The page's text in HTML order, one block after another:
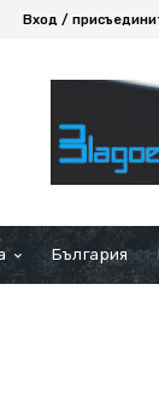
Вход /
България